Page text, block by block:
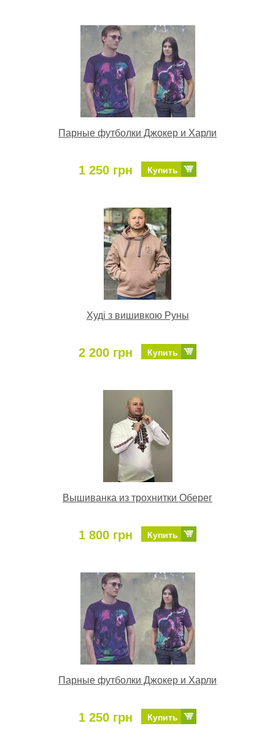
Парные футболки Джокер и Харли
1 250 грн Купить
Худі з вишивкою Руны
2 200 грн Купить
Вышиванка из трохнитки Оберег
1 800 грн Купить
Парные футболки Джокер и Харли
1 250 грн Купить